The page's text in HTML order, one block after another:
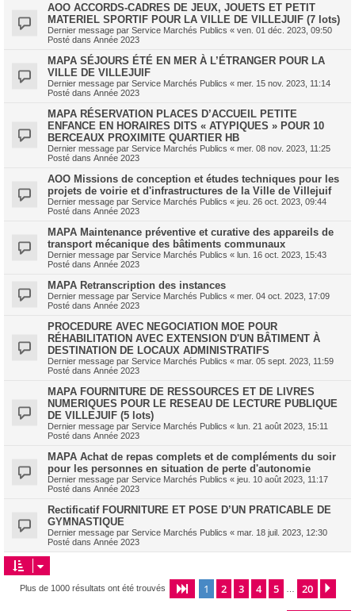
AOO ACCORDS-CADRES DE JEUX, JOUETS ET PETIT
MATERIEL SPORTIF POUR LA VILLE DE VILLEJUIF (7 lots)
Dernier message par Service Marchés Publics « ven. 01 déc. 2023, 09:50
Posté dans Année 2023
MAPA SÉJOURS ÉTÉ EN MER À L’ÉTRANGER POUR LA
VILLE DE VILLEJUIF
Dernier message par Service Marchés Publics « mer. 15 nov. 2023, 11:14
Posté dans Année 2023
MAPA RÉSERVATION PLACES D’ACCUEIL PETITE
ENFANCE EN HORAIRES DITS « ATYPIQUES » POUR 10
BERCEAUX PROXIMITE QUARTIER HB
Dernier message par Service Marchés Publics « mer. 08 nov. 2023, 11:25
Posté dans Année 2023
AOO Missions de conception et études techniques pour les
projets de voirie et d'infrastructures de la Ville de Villejuif
Dernier message par Service Marchés Publics « jeu. 26 oct. 2023, 09:44
Posté dans Année 2023
MAPA Maintenance préventive et curative des appareils de
transport mécanique des bâtiments communaux
Dernier message par Service Marchés Publics « lun. 16 oct. 2023, 15:43
Posté dans Année 2023
MAPA Retranscription des instances
Dernier message par Service Marchés Publics « mer. 04 oct. 2023, 17:09
Posté dans Année 2023
PROCEDURE AVEC NEGOCIATION MOE POUR
RÉHABILITATION AVEC EXTENSION D'UN BÂTIMENT À
DESTINATION DE LOCAUX ADMINISTRATIFS
Dernier message par Service Marchés Publics « mar. 05 sept. 2023, 11:59
Posté dans Année 2023
MAPA FOURNITURE DE RESSOURCES ET DE LIVRES
NUMERIQUES POUR LE RESEAU DE LECTURE PUBLIQUE
DE VILLEJUIF (5 lots)
Dernier message par Service Marchés Publics « lun. 21 août 2023, 15:11
Posté dans Année 2023
MAPA Achat de repas complets et de compléments du soir
pour les personnes en situation de perte d'autonomie
Dernier message par Service Marchés Publics « jeu. 10 août 2023, 11:17
Posté dans Année 2023
Rectificatif FOURNITURE ET POSE D’UN PRATICABLE DE
GYMNASTIQUE
Dernier message par Service Marchés Publics « mar. 18 juil. 2023, 12:30
Posté dans Année 2023
Plus de 1000 résultats ont été trouvés Page 1sur20
1 2 3 4 5 20